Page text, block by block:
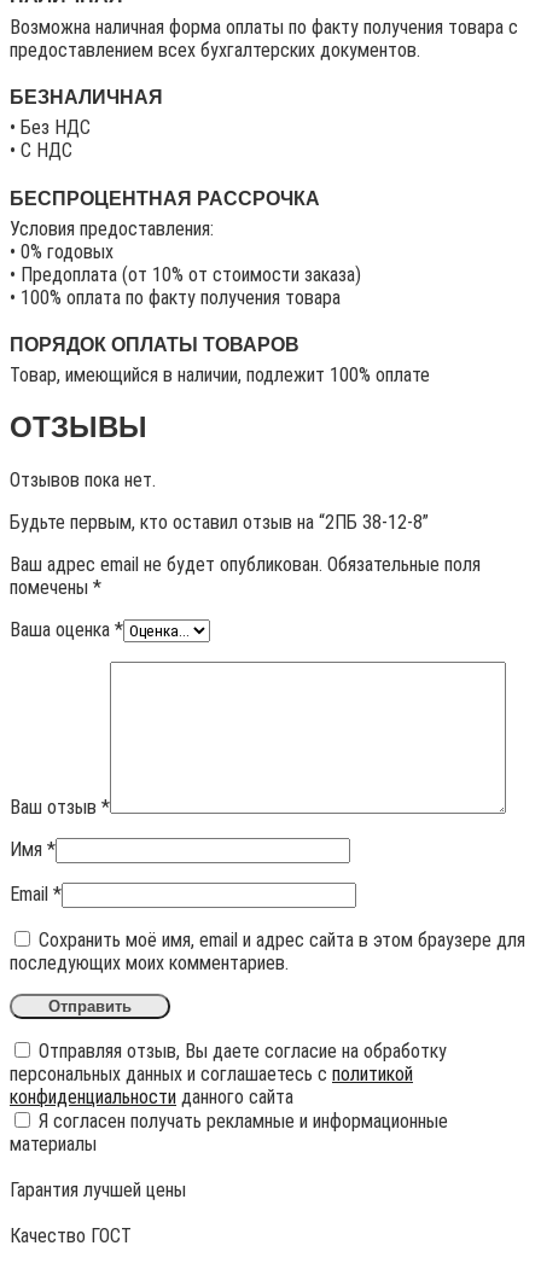
Возможна наличная форма оплаты по факту получения товара с
предоставлением всех бухгалтерских документов.
БЕЗНАЛИЧНАЯ
• Без НДС
• C НДС
БЕСПРОЦЕНТНАЯ РАССРОЧКА
Условия предоставления:
• 0% годовых
• Предоплата (от 10% от стоимости заказа)
• 100% оплата по факту получения товара
ПОРЯДОК ОПЛАТЫ ТОВАРОВ
Товар, имеющийся в наличии, подлежит 100% оплате
ОТЗЫВЫ
Отзывов пока нет.
Будьте первым, кто оставил отзыв на “2ПБ 38-12-8”
Ваш адрес email не будет опубликован. Обязательные поля
помечены *
Ваша оценка *
Ваш отзыв *
Имя *
Email *
Сохранить моё имя, email и адрес сайта в этом браузере для
последующих моих комментариев.
Отправляя отзыв, Вы даете согласие на обработку
персональных данных и соглашаетесь с политикой
конфиденциальности данного сайта
Я согласен получать рекламные и информационные
материалы
Гарантия лучшей цены
Качество ГОСТ